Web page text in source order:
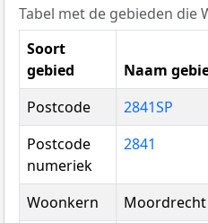
Tabel met de gebieden die
Soort
gebied
Naam
Postcode
2841SP
Postcode
numeriek
2841
Woonkern Moordrecht